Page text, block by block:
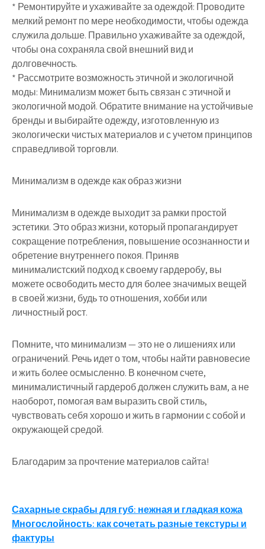
* Ремонтируйте и ухаживайте за одеждой: Проводите
мелкий ремонт по мере необходимости, чтобы одежда
служила дольше. Правильно ухаживайте за одеждой,
чтобы она сохраняла свой внешний вид и
долговечность.
* Рассмотрите возможность этичной и экологичной
моды: Минимализм может быть связан с этичной и
экологичной модой. Обратите внимание на устойчивые
бренды и выбирайте одежду, изготовленную из
экологически чистых материалов и с учетом принципов
справедливой торговли.
Минимализм в одежде как образ жизни
Минимализм в одежде выходит за рамки простой
эстетики. Это образ жизни, который пропагандирует
сокращение потребления, повышение осознанности и
обретение внутреннего покоя. Приняв
минималистский подход к своему гардеробу, вы
можете освободить место для более значимых вещей
в своей жизни, будь то отношения, хобби или
личностный рост.
Помните, что минимализм — это не о лишениях или
ограничений. Речь идет о том, чтобы найти равновесие
и жить более осмысленно. В конечном счете,
минималистичный гардероб должен служить вам, а не
наоборот, помогая вам выразить свой стиль,
чувствовать себя хорошо и жить в гармонии с собой и
окружающей средой.
Благодарим за прочтение материалов сайта!
Навигация
по
Сахарные скрабы для губ: нежная и гладкая кожа
Многослойность: как сочетать разные текстуры и
фактуры